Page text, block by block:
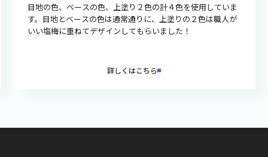
目地の色、ベースの色、上塗り２色の計４色を使用していま
す。目地とベースの色は通常通りに、上塗りの２色は職人が
いい塩梅に重ねてデザインしてもらいました！
詳しくはこちら